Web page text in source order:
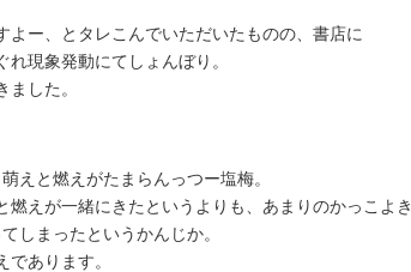
ー、とタレこんでいただいたものの、書店に
現象発動にてしょんぼり。
ました。
えと燃えがたまらんっつー塩梅。
えが一緒にきたというよりも、あまりのかっこよき
しまったというかんじか。
あります。